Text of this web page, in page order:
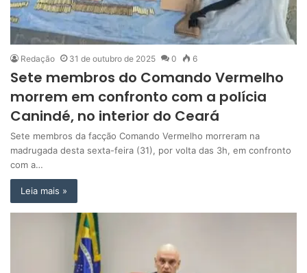
Redação 31 de outubro de 2025 0 6
Sete membros do Comando Vermelho
morrem em confronto com a polícia
Canindé, no interior do Ceará
Sete membros da facção Comando Vermelho morreram na
madrugada desta sexta-feira (31), por volta das 3h, em confronto
com a…
Leia mais »